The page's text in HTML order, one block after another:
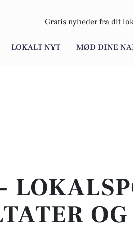
Gratis nyheder fra dit
LOKALT NYT MØD DINE